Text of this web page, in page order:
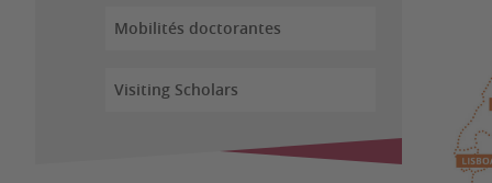
Mobilités doctorantes
Visiting Scholars